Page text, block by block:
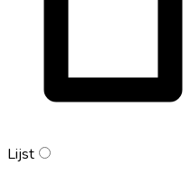
Lijst